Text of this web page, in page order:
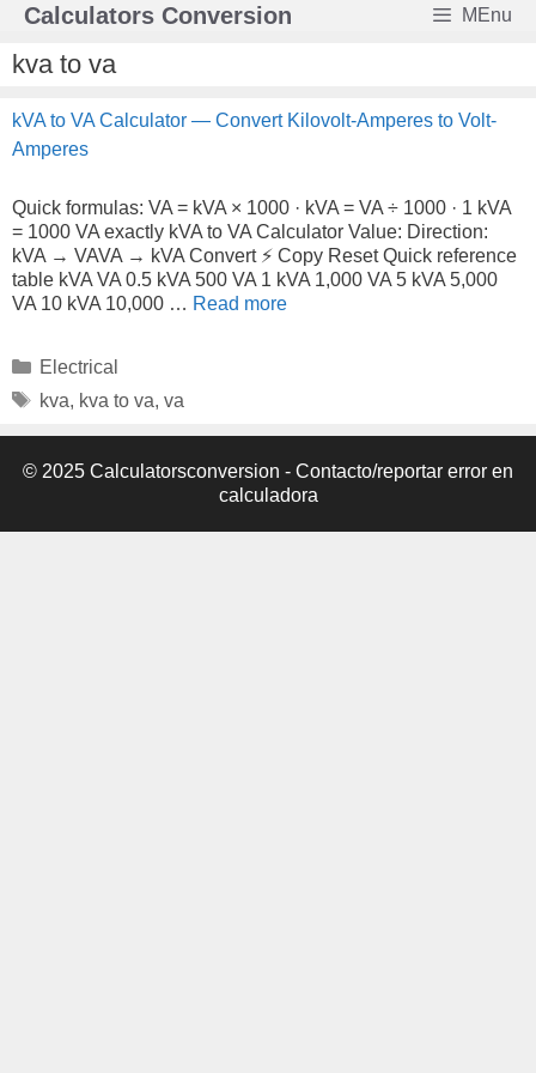
Skip
content
Calculators Conversion MEnu
kva to va
kVA to VA Calculator — Convert Kilovolt-Amperes to Volt-
Amperes
Quick formulas: VA = kVA × 1000 · kVA = VA ÷ 1000 · 1 kVA
= 1000 VA exactly kVA to VA Calculator Value: Direction:
kVA → VAVA → kVA Convert ⚡ Copy Reset Quick reference
table kVA VA 0.5 kVA 500 VA 1 kVA 1,000 VA 5 kVA 5,000
VA 10 kVA 10,000 … Read more
Categories
Electrical
Tags
kva, kva to va, va
© 2025 Calculatorsconversion - Contacto/reportar error en
calculadora